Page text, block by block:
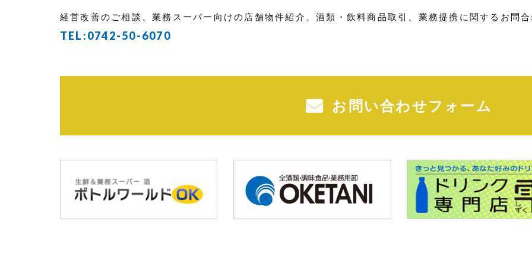
経営改善のご相談、業務スーパー向けの店舗物件紹介、酒類・飲料商品取引、業務提携に関するお問
TEL:0742-50-6070
お問い合わせフォーム